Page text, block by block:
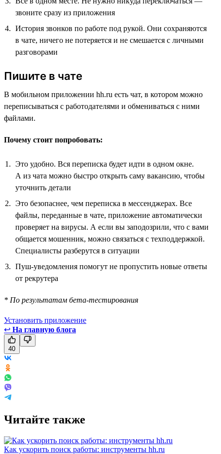
звоните сразу из приложения
История звонков по работе под рукой. Они сохраняются
в чате, ничего не потеряется и не смешается с личными
разговорами
Пишите в чате
В мобильном приложении hh.ru есть чат, в котором можно
переписываться с работодателями и обмениваться с ними
файлами.
Почему стоит попробовать:
Это удобно. Вся переписка будет идти в одном окне.
А из чата можно быстро открыть саму вакансию, чтобы
уточнить детали
Это безопаснее, чем переписка в мессенджерах. Все
файлы, переданные в чате, приложение автоматически
проверяет на вирусы. А если вы заподозрили, что с вами
общается мошенник, можно связаться с техподдержкой.
Специалисты разберутся в ситуации
Пуш-уведомления помогут не пропустить новые ответы
от рекрутера
* По результатам бета-тестирования
Установить приложение
↩ На главную блога
40
Читайте также
Как ускорить поиск работы: инструменты hh.ru